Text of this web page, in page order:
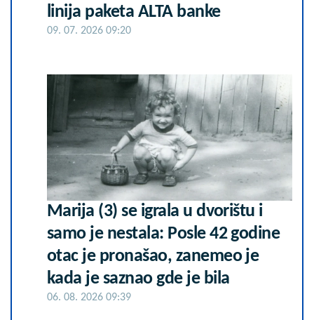
linija paketa ALTA banke
09. 07. 2026 09:20
Marija (3) se igrala u dvorištu i
samo je nestala: Posle 42 godine
otac je pronašao, zanemeo je
kada je saznao gde je bila
06. 08. 2026 09:39